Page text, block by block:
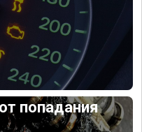
попадания